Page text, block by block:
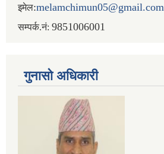
इमेल:melamchimun05@gmail.com
सम्पर्क.नं: 9851006001
गुनासो अधिकारी